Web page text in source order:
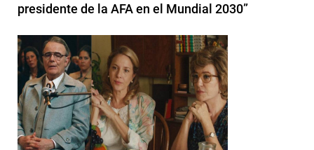
presidente de la AFA en el Mundial 2030”